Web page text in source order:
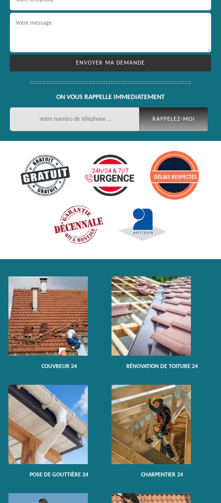
ON VOUS RAPPELLE IMMEDIATEMENT
COUVREUR 24 RÉNOVATION DE TOITURE 24
POSE DE GOUTTIÈRE 24 CHARPENTIER 24